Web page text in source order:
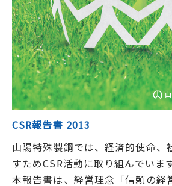
CSR報告書 2013
山陽特殊製鋼では、経済的使命、
すためCSR活動に取り組んでいます
本報告書は、経営理念「信頼の経